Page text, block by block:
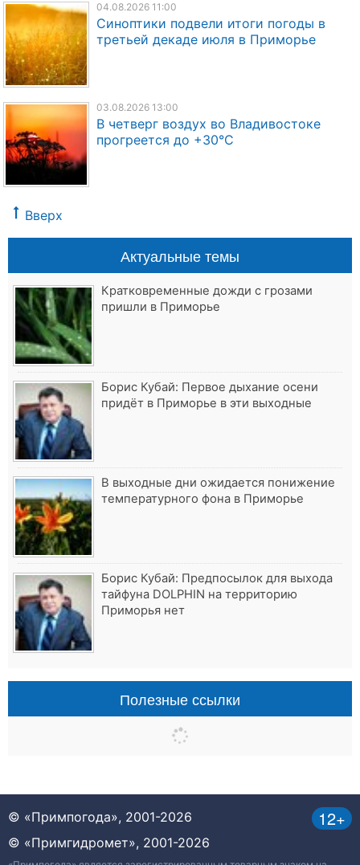
04.08.2026 11:00
Синоптики подвели итоги погоды в
третьей декаде июля в Приморье
03.08.2026 13:00
В четверг воздух во Владивостоке
прогреется до +30°C
Вверх
Актуальные темы
Кратковременные дожди с грозами
пришли в Приморье
Борис Кубай: Первое дыхание осени
придёт в Приморье в эти выходные
В выходные дни ожидается понижение
температурного фона в Приморье
Борис Кубай: Предпосылок для выхода
тайфуна DOLPHIN на территорию
Приморья нет
Полезные ссылки
12+
© «Примпогода», 2001-2026
© «Примгидромет», 2001-2026